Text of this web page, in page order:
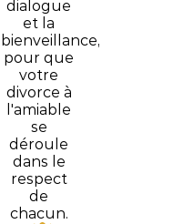
dialogue
et la
bienveillance,
pour que
votre
divorce à
l'amiable
se
déroule
dans le
respect
de
chacun.